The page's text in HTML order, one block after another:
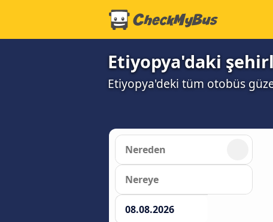
Etiyopya'daki
Etiyopya'deki tüm otobüs